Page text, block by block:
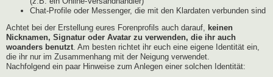
Chat-Profile oder Messenger, die mit den Klardaten verbunden sind
Achtet bei der Erstellung eures Forenprofils auch darauf, keinen
Nicknamen, Signatur oder Avatar zu verwenden, die ihr auch
woanders benutzt. Am besten richtet ihr euch eine eigene Identität ein,
die ihr nur im Zusammenhang mit der Neigung verwendet.
Nachfolgend ein paar Hinweise zum Anlegen einer solchen Identität: